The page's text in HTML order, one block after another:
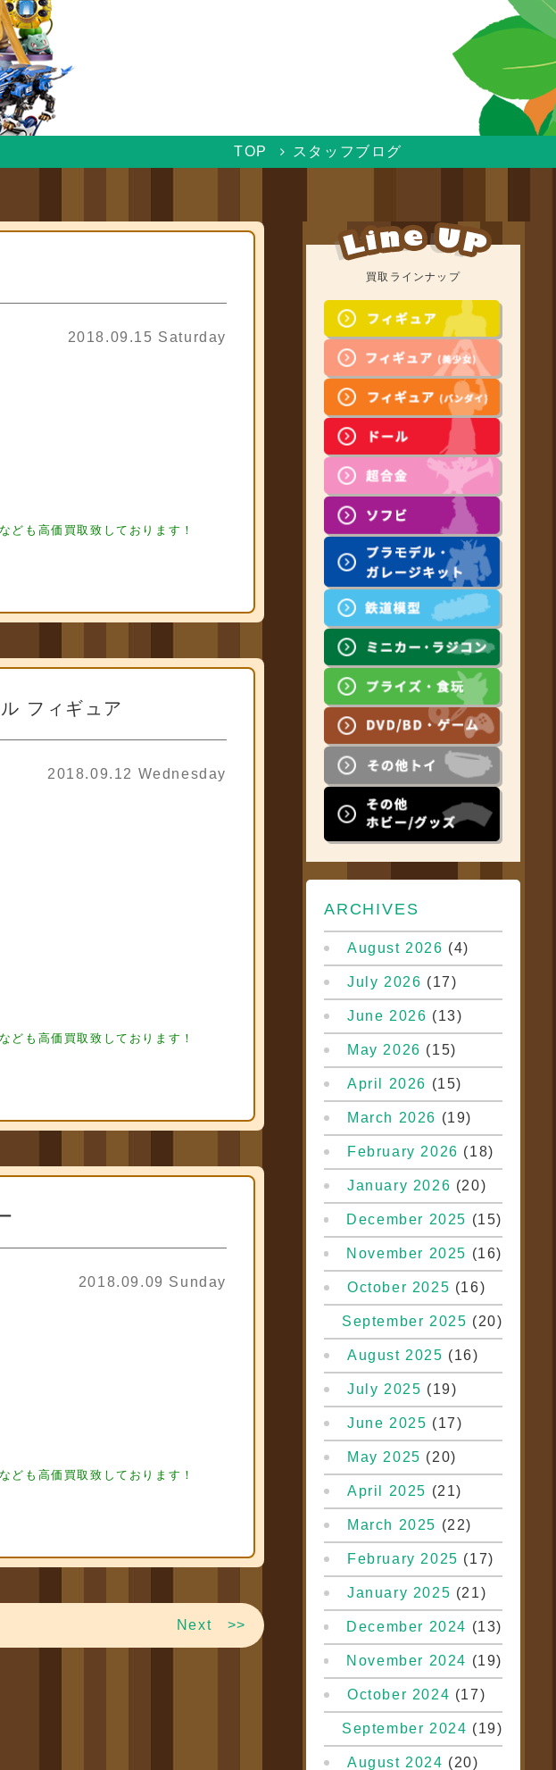
TOP スタッフブログ
2018.09.15 Saturday
ども高価買取致しております！
フィギュア
2018.09.12 Wednesday
ども高価買取致しております！
2018.09.09 Sunday
ども高価買取致しております！
Next >>
買取ラインナップ
ARCHIVES
August 2026 (4)
July 2026 (17)
June 2026 (13)
May 2026 (15)
April 2026 (15)
March 2026 (19)
February 2026 (18)
January 2026 (20)
December 2025 (15)
November 2025 (16)
October 2025 (16)
September 2025 (20)
August 2025 (16)
July 2025 (19)
June 2025 (17)
May 2025 (20)
April 2025 (21)
March 2025 (22)
February 2025 (17)
January 2025 (21)
December 2024 (13)
November 2024 (19)
October 2024 (17)
September 2024 (19)
August 2024 (20)